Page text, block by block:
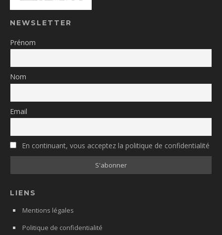
NEWSLETTER
Prénom
Nom
Email
En continuant, vous acceptez la politique de confidentialité
LIENS
Mentions légales
Politique de confidentialité